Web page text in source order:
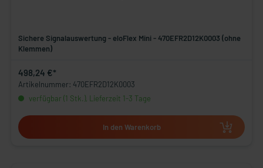
Sichere Signalauswertung - eloFlex Mini - 470EFR2D12K0003 (ohne
Klemmen)
498,24 €*
Artikelnummer: 470EFR2D12K0003
verfügbar (1 Stk.), Lieferzeit 1-3 Tage
In den Warenkorb